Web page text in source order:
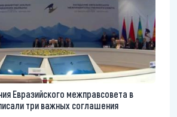
Евразийского межправсовета в
три важных соглашения